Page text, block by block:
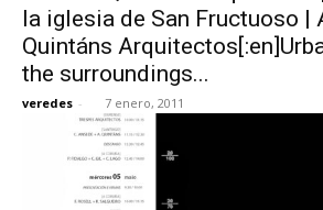
la iglesia de San Fructuoso |
Quintáns
the surroundings...
veredes - 7 enero, 2011